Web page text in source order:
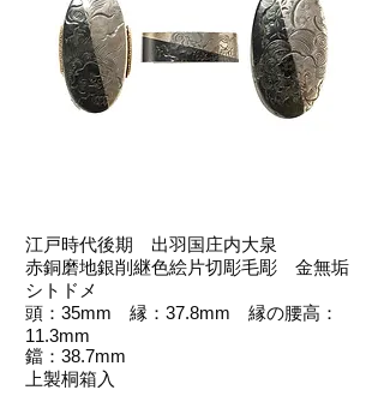
江戸時代後期 出羽国庄内大泉
赤銅磨地銀削継色絵片切彫毛彫 金無垢
シトドメ
頭：35mm 縁：37.8mm 縁の腰高：
11.3mm
鐺：38.7mm
上製桐箱入